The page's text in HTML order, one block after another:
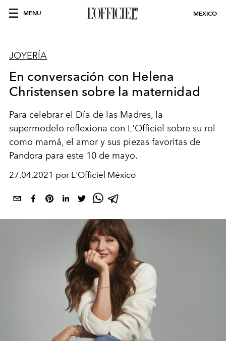
MENU MEXICO
JOYERÍA
En conversación con Helena
Christensen sobre la maternidad
Para celebrar el Día de las Madres, la
supermodelo reflexiona con L'Officiel sobre su rol
como mamá, el amor y sus piezas favoritas de
Pandora para este 10 de mayo.
27.04.2021 por L'Officiel México